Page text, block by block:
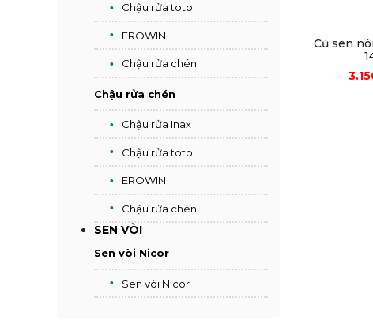
Chậu rửa toto
EROWIN
Chậu rửa chén
Chậu rửa chén
Chậu rửa Inax
Chậu rửa toto
EROWIN
Chậu rửa chén
SEN VÒI
Sen vòi Nicor
Sen vòi Nicor
Củ sen